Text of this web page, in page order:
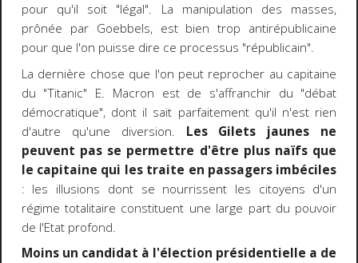
pour qu'il soit "légal". La manipulation des masses,
prônée par Goebbels, est bien trop antirépublicaine
pour que l'on puisse dire ce processus "républicain".
La dernière chose que l'on peut reprocher au capitaine
du "Titanic" E. Macron est de s'affranchir du "débat
démocratique", dont il sait parfaitement qu'il n'est rien
d'autre qu'une diversion. Les Gilets jaunes ne
peuvent pas se permettre d'être plus naïfs que
le capitaine qui les traite en passagers imbéciles
: les illusions dont se nourrissent les citoyens d'un
régime totalitaire constituent une large part du pouvoir
de l'Etat profond.
Moins un candidat à l'élection présidentielle a de